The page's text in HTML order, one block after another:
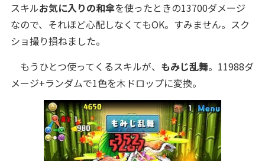
スキルお気に入りの和傘を使ったときの13700ダメージ
なので、それほど心配しなくてもOK。すみません。スク
ショ撮り損ねました。
もうひとつ使ってくるスキルが、 もみじ乱舞。11988ダ
メージ+ランダムで1色を木ドロップに変換。